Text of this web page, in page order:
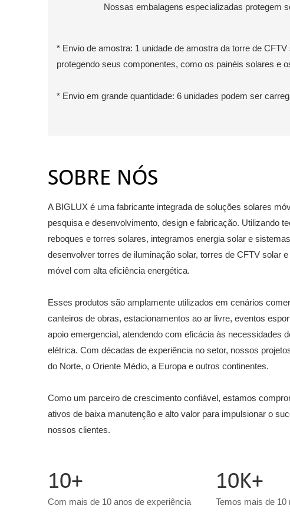
Nossas embalagens especializadas protegem
* Envio de amostra: 1 unidade de amostra da torre de
protegendo seus componentes, como os painéis solares e
* Envio em grande quantidade: 6 unidades podem ser
SOBRE NÓS
A BIGLUX é uma fabricante integrada de soluções solares
pesquisa e desenvolvimento, design e fabricação. Utilizando
reboques e torres solares, integramos energia solar e
desenvolver torres de iluminação solar, torres de CFTV solar
móvel com alta eficiência energética.
Esses produtos são amplamente utilizados em cenários
canteiros de obras, estacionamentos ao ar livre, eventos
apoio emergencial, atendendo com eficácia às necessidades
elétrica. Com décadas de experiência no setor, nossos
do Norte, o Oriente Médio, a Europa e outros continentes.
Como um parceiro de crescimento confiável, estamos
ativos de baixa manutenção e alto valor para impulsionar o
nossos clientes.
10+
Com mais de 10 anos de experiência
10K+
Temos mais de 10